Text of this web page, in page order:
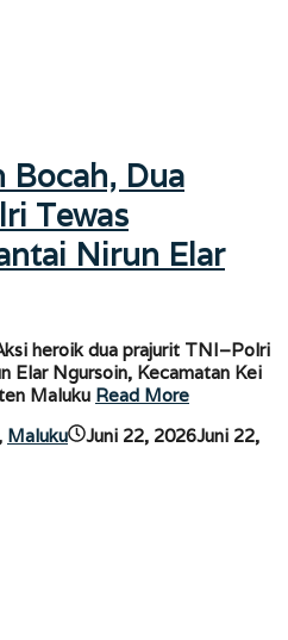
Bocah, Dua
Tewas
Nirun Elar
heroik dua prajurit TNI–Polri
Elar Ngursoin, Kecamatan Kei
Maluku Read More
, Maluku Juni 22, 2026Juni 22,